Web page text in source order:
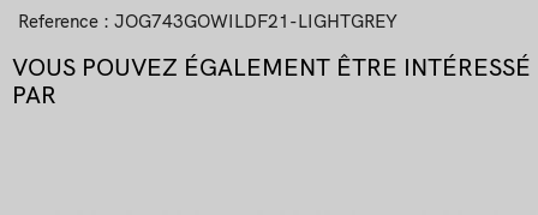
Reference : JOG743GOWILDF21-LIGHTGREY
VOUS POUVEZ ÉGALEMENT ÊTRE INTÉRESSÉ
PAR